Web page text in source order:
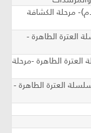
مرحلة الكشافة
العترة الطاهرة -
الطاهرة -مرحلة
العترة الطاهرة -